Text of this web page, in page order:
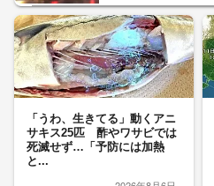
「うわ、生きてる」動くアニ
サキス25匹 酢やワサビでは
死滅せず…「予防には加熱
と...